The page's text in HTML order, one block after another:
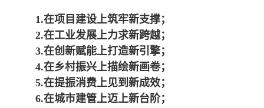
1.在项目建设上筑牢新支撑；
2.在工业发展上力求新跨越；
3.在创新赋能上打造新引擎；
4.在乡村振兴上描绘新画卷；
5.在提振消费上见到新成效；
6.在城市建管上迈上新台阶；